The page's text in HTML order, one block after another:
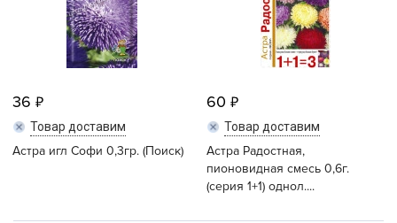
36
Товар доставим
Астра игл Софи 0,3гр. (Поиск)
60
Товар доставим
Астра Радостная,
пионовидная смесь 0,6г.
(серия 1+1) однол....